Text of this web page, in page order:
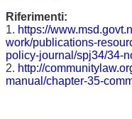
Riferimenti:
1. https://
work/publications-
policy-journal/spj34/34-
2. http://
manual/chapter-35-